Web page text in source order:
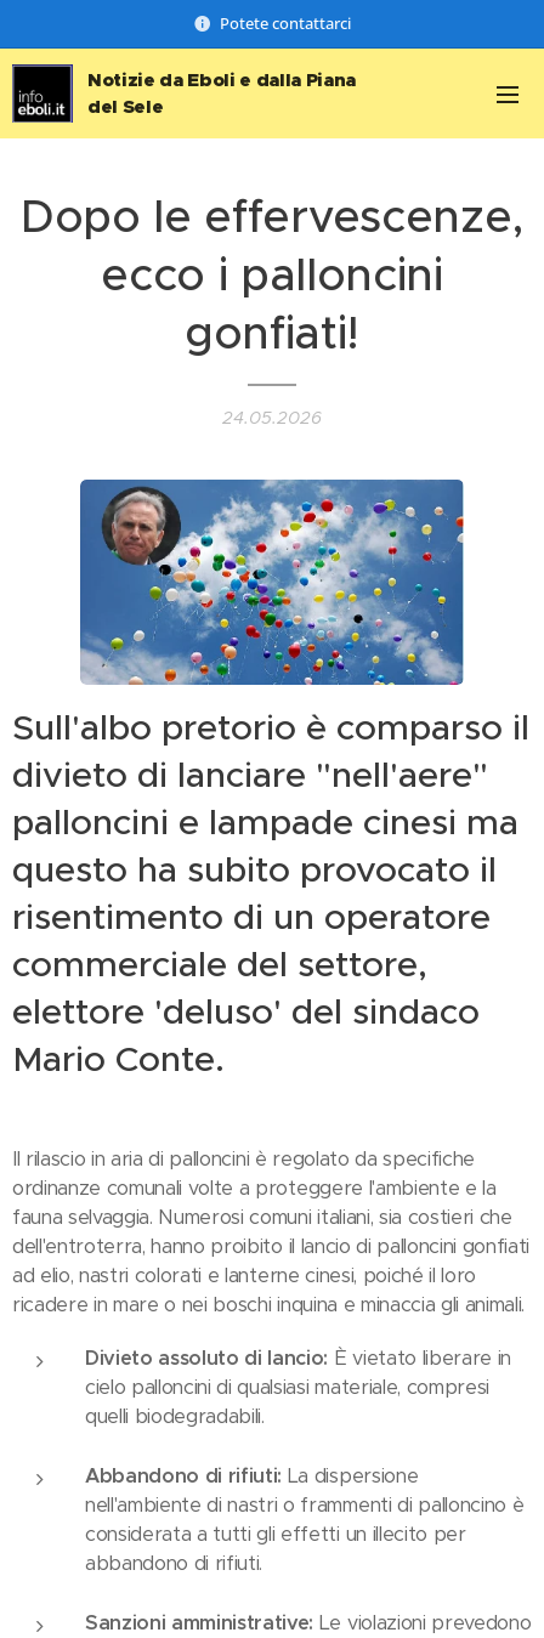
Potete contattarci
Notizie da Eboli e dalla Piana
del Sele
Dopo le effervescenze,
ecco i palloncini
gonfiati!
24.05.2026
Sull'albo pretorio è comparso il
divieto di lanciare "nell'aere"
palloncini e lampade cinesi ma
questo ha subito provocato il
risentimento di un operatore
commerciale del settore,
elettore 'deluso' del sindaco
Mario Conte.
Il rilascio in aria di palloncini è regolato da specifiche
ordinanze comunali volte a proteggere l'ambiente e la
fauna selvaggia. Numerosi comuni italiani, sia costieri che
dell'entroterra, hanno proibito il lancio di palloncini gonfiati
ad elio, nastri colorati e lanterne cinesi, poiché il loro
ricadere in mare o nei boschi inquina e minaccia gli animali.
Divieto assoluto di lancio: È vietato liberare in
cielo palloncini di qualsiasi materiale, compresi
quelli biodegradabili.
Abbandono di rifiuti: La dispersione
nell'ambiente di nastri o frammenti di palloncino è
considerata a tutti gli effetti un illecito per
abbandono di rifiuti.
Sanzioni amministrative: Le violazioni prevedono